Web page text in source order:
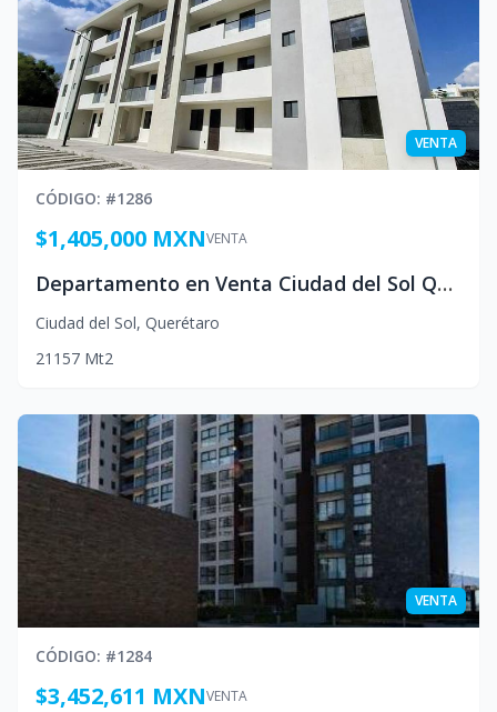
VENTA
CÓDIGO: #1286
VENTA
$1,405,000 MXN
Departamento en Venta Ciudad del Sol Queretaro Mexico
Ciudad del Sol, Querétaro
21 1 57 Mt2
VENTA
CÓDIGO: #1284
VENTA
$3,452,611 MXN